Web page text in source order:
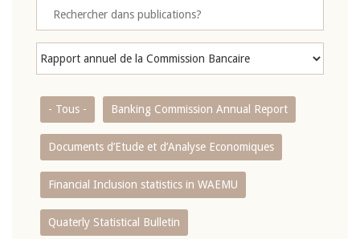
- Tous - Banking Commission Annual Report
Documents d’Etude et d’Analyse Economiques
Financial Inclusion statistics in WAEMU
Quaterly Statistical Bulletin